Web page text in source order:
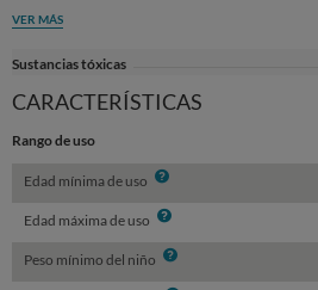
VER MÁS
Sustancias tóxicas
CARACTERÍSTICAS
Rango de uso
Edad mínima de uso Info
Edad máxima de uso Info
Peso mínimo del niño Info